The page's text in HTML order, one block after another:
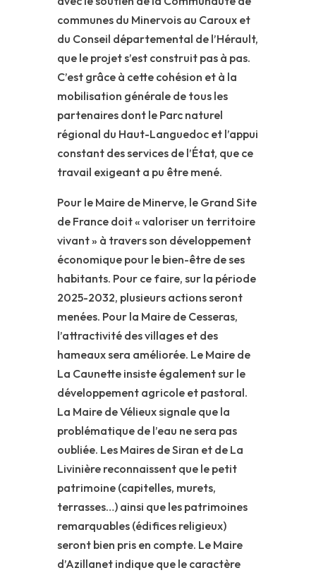
communes du Minervois au Caroux et
du Conseil départemental de l’Hérault,
que le projet s’est construit pas à pas.
C’est grâce à cette cohésion et à la
mobilisation générale de tous les
partenaires dont le Parc naturel
régional du Haut-Languedoc et l’appui
constant des services de l’État, que ce
travail exigeant a pu être mené.
Pour le Maire de Minerve, le Grand Site
de France doit « valoriser un territoire
vivant » à travers son développement
économique pour le bien-être de ses
habitants. Pour ce faire, sur la période
2025-2032, plusieurs actions seront
menées. Pour la Maire de Cesseras,
l’attractivité des villages et des
hameaux sera améliorée. Le Maire de
La Caunette insiste également sur le
développement agricole et pastoral.
La Maire de Vélieux signale que la
problématique de l’eau ne sera pas
oubliée. Les Maires de Siran et de La
Livinière reconnaissent que le petit
patrimoine (capitelles, murets,
terrasses…) ainsi que les patrimoines
remarquables (édifices religieux)
seront bien pris en compte. Le Maire
d’Azillanet indique que le caractère